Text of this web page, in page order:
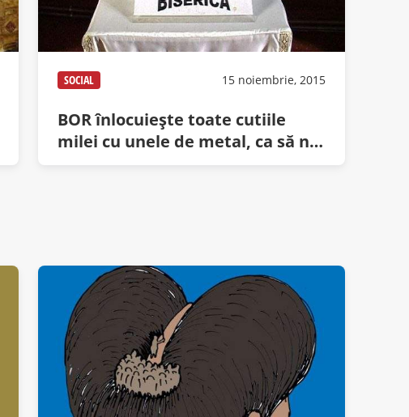
SOCIAL 15 noiembrie, 2015
BOR înlocuiește toate cutiile
milei cu unele de metal, ca să nu
ardă banii într-un eventual